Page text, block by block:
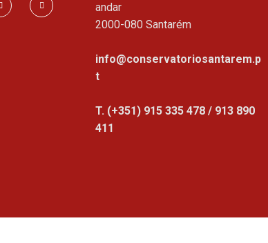
andar
2000-080 Santarém
info@conservatoriosantarem.p
t
T. (+351) 915 335 478 / 913 890
411